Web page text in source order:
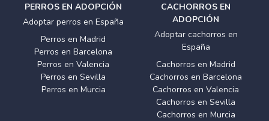
PERROS EN ADOPCIÓN
Adoptar perros en España
Perros en Madrid
Perros en Barcelona
Perros en Valencia
Perros en Sevilla
Perros en Murcia
CACHORROS EN
ADOPCIÓN
Adoptar cachorros en
España
Cachorros en Madrid
Cachorros en Barcelona
Cachorros en Valencia
Cachorros en Sevilla
Cachorros en Murcia